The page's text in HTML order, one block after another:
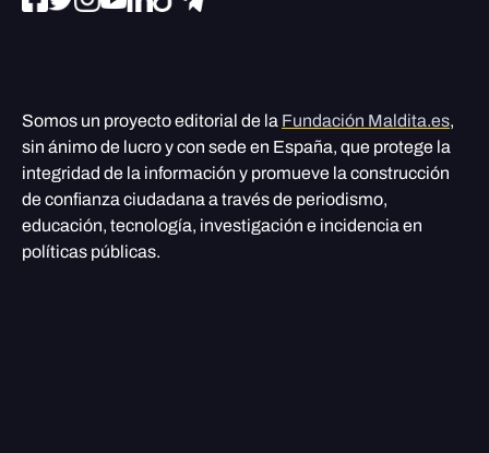
Somos un proyecto editorial de la Fundación Maldita.es,
sin ánimo de lucro y con sede en España, que protege la
integridad de la información y promueve la construcción
de confianza ciudadana a través de periodismo,
educación, tecnología, investigación e incidencia en
políticas públicas.